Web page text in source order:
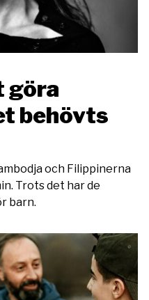
göra
behövts
och Filippinerna
Trots det har de
barn.